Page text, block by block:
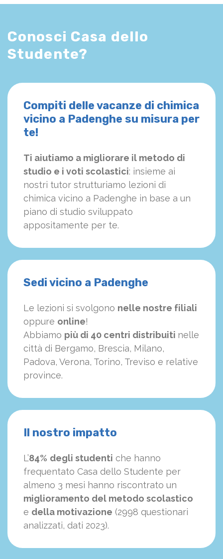
Conosci Casa dello
Studente?
Compiti delle vacanze di chimica
vicino a Padenghe su misura per
te!
Ti aiutiamo a migliorare il metodo di
studio e i voti scolastici: insieme ai
nostri tutor strutturiamo lezioni di
chimica vicino a Padenghe in base a un
piano di studio sviluppato
appositamente per te.
Sedi vicino a Padenghe
Le lezioni si svolgono nelle nostre filiali
oppure online!
Abbiamo più di 40 centri distribuiti nelle
città di Bergamo, Brescia, Milano,
Padova, Verona, Torino, Treviso e relative
province.
Il nostro impatto
L’84% degli studenti che hanno
frequentato Casa dello Studente per
almeno 3 mesi hanno riscontrato un
miglioramento del metodo scolastico
e della motivazione (2998 questionari
analizzati, dati 2023).